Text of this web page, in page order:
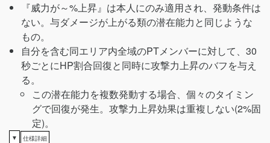
『威力が～%上昇』は本人にのみ適用され、発動条件は
ない。与ダメージが上がる類の潜在能力と同じような
もの。
自分を含む同エリア内全域のPTメンバーに対して、30
秒ごとにHP割合回復と同時に攻撃力上昇のバフを与え
る。
この潜在能力を複数発動する場合、個々のタイミン
グで回復が発生。攻撃力上昇効果は重複しない(2%固
定)。
▼ 仕様詳細